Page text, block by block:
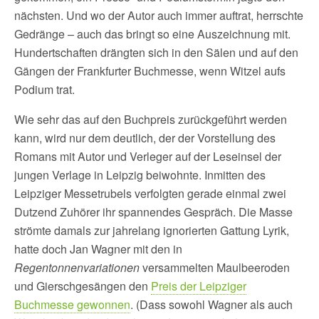
nächsten. Und wo der Autor auch immer auftrat, herrschte
Gedränge – auch das bringt so eine Auszeichnung mit.
Hundertschaften drängten sich in den Sälen und auf den
Gängen der Frankfurter Buchmesse, wenn Witzel aufs
Podium trat.
Wie sehr das auf den Buchpreis zurückgeführt werden
kann, wird nur dem deutlich, der der Vorstellung des
Romans mit Autor und Verleger auf der Leseinsel der
jungen Verlage in Leipzig beiwohnte. Inmitten des
Leipziger Messetrubels verfolgten gerade einmal zwei
Dutzend Zuhörer ihr spannendes Gespräch. Die Masse
strömte damals zur jahrelang ignorierten Gattung Lyrik,
hatte doch Jan Wagner mit den in
Regentonnenvariationenversammelten Maulbeeroden
und Gierschgesängen den Preis der Leipziger
Buchmesse gewonnen. (Dass sowohl Wagner als auch